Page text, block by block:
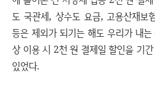
도 국관세, 상수도 요금, 고용산재보
등은 제외가 되기는 해도 우리가 내
상 이용 시 2천 원 결제일 할인을 기
있었다.